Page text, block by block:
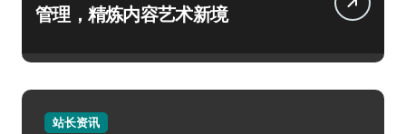
管理，精炼内容艺术新境
站长资讯